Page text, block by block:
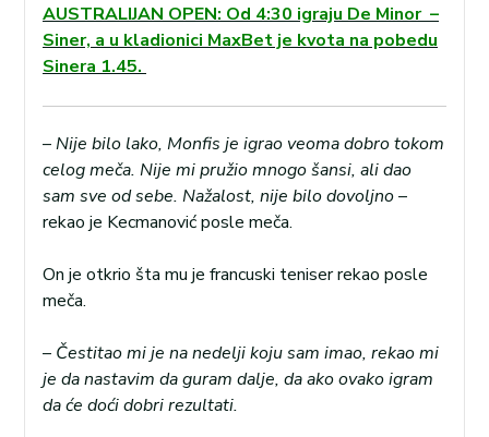
AUSTRALIJAN OPEN: Od 4:30 igraju De Minor –
Siner, a u kladionici MaxBet je kvota na pobedu
Sinera 1.45.
–Nije bilo lako, Monfis je igrao veoma dobro tokom
celog meča. Nije mi pružio mnogo šansi, ali dao
sam sve od sebe. Nažalost, nije bilo dovoljno–
rekao je Kecmanović posle meča.
On je otkrio šta mu je francuski teniser rekao posle
meča.
– Čestitao mi je na nedelji koju sam imao, rekao mi
je da nastavim da guram dalje, da ako ovako igram
da će doći dobri rezultati.